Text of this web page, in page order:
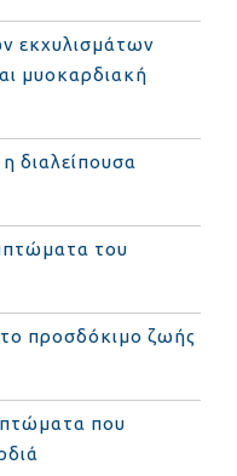
εκχυλισμάτων
μυοκαρδιακή
διαλείπουσα
του
προσδόκιμο ζωής
που